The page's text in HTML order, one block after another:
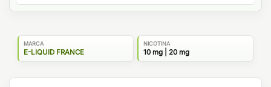
MARCA
E-LIQUID FRANCE
NICOTINA
10 mg | 20 mg